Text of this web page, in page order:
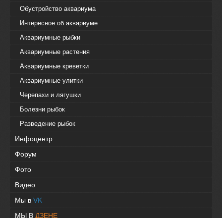
Обустройство аквариума
Интересное об аквариуме
Аквариумные рыбки
Аквариумные растения
Аквариумные креветки
Аквариумные улитки
Черепахи и лягушки
Болезни рыбок
Разведение рыбок
Инфоцентр
Форум
Фото
Видео
Мы в VK
МЫ В ДЗЕНЕ